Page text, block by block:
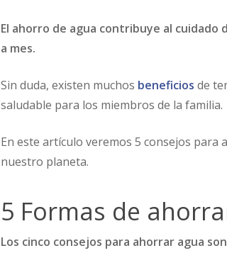
El ahorro de agua contribuye al cuidado
a mes.
Sin duda, existen muchos beneficios de
saludable para los miembros de la familia.
En este artículo veremos 5 consejos
nuestro planeta.
5 Formas de
Los cinco consejos para ahorrar agua